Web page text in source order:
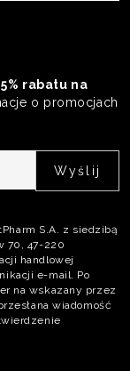
rabatu na
o promocjach
S.A. z siedzibą
70, 47-220
handlowej
e-mail. Po
na wskazany przez
wiadomość